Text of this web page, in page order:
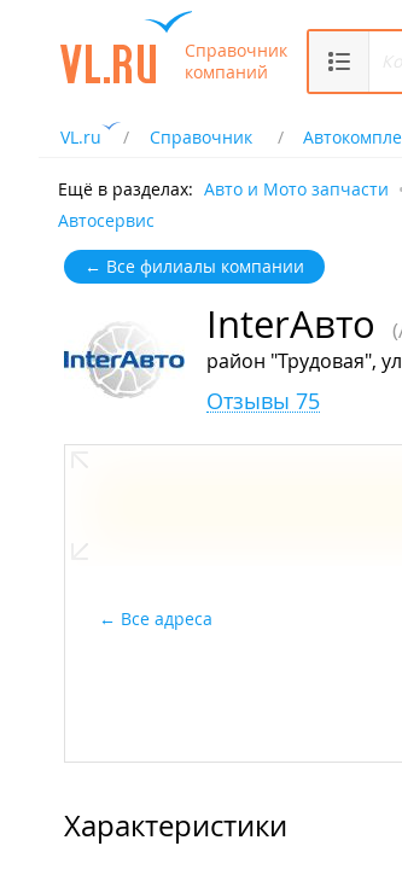
Справочник
компаний
VL.ru Справочник
Ещё в разделах: Авто и Мото запчасти
Автосервис
← Все филиалы компании
InterАвто
район "Трудовая",
Отзывы 75
Все адреса
Характеристики